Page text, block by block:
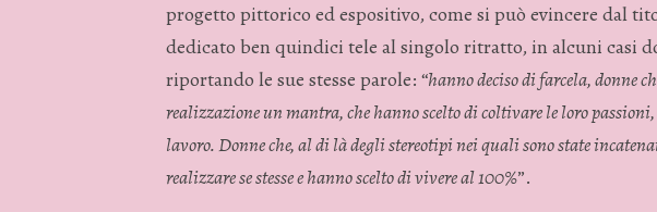
progetto pittorico ed espositivo, come si può evincere dal
dedicato ben quindici tele al singolo ritratto, in alcuni casi
riportando le sue stesse parole: “hanno deciso di farcela, donne
realizzazione un mantra, che hanno scelto di coltivare le loro
lavoro. Donne che, al di là degli stereotipi nei quali sono state
realizzare se stesse e hanno scelto di vivere al 100%”.